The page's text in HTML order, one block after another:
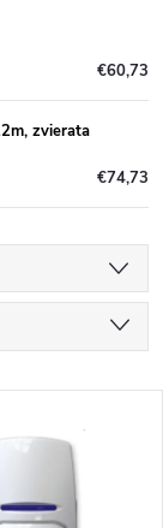
€60,73
zvierata
€74,73